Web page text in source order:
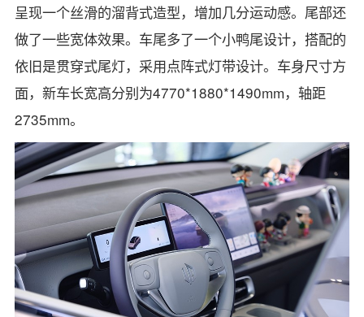
呈现一个丝滑的溜背式造型，增加几分运动感。尾部还
做了一些宽体效果。车尾多了一个小鸭尾设计，搭配的
依旧是贯穿式尾灯，采用点阵式灯带设计。车身尺寸方
面，新车长宽高分别为4770*1880*1490mm，轴距
2735mm。